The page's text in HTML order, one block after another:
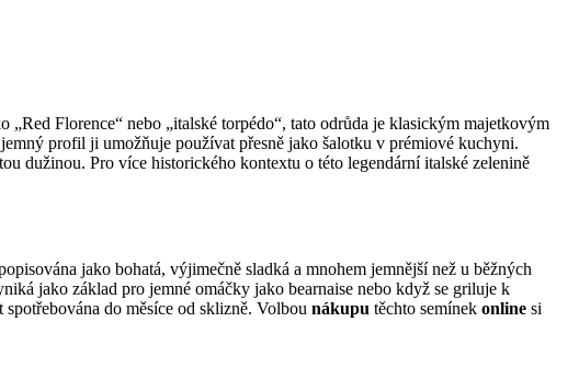
Florence“ nebo „italské torpédo“, tato odrůda je klasickým majetkovým
profil ji umožňuje používat přesně jako šalotku v prémiové kuchyni.
dužinou. Pro více historického kontextu o této legendární italské zelenině
jako bohatá, výjimečně sladká a mnohem jemnější než u běžných
jako základ pro jemné omáčky jako bearnaise nebo když se griluje k
do měsíce od sklizně. Volbou nákupu těchto semínek online si